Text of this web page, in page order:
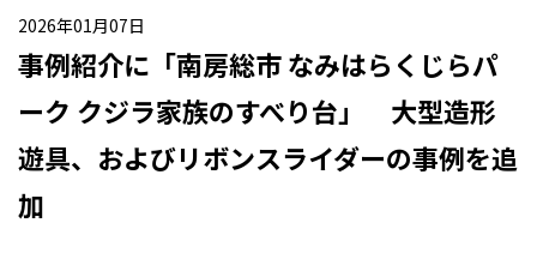
2026年01月07日
事例紹介に「南房総市 なみはらくじらパ
ーク クジラ家族のすべり台」 大型造形
遊具、およびリボンスライダーの事例を追
加